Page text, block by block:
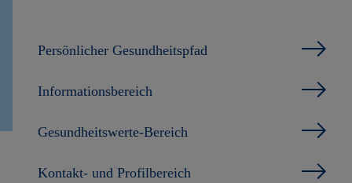
Persönlicher Gesundheitspfad
Informationsbereich
Gesundheitswerte-Bereich
Kontakt- und Profilbereich